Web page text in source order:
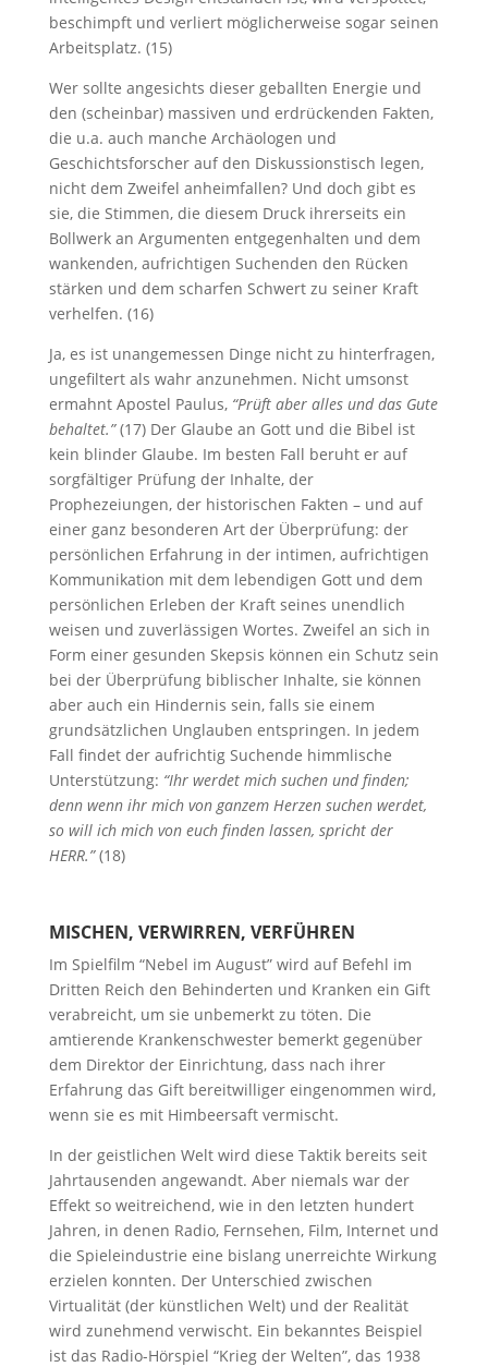
beschimpft und verliert möglicherweise sogar seinen
Arbeitsplatz. (15)
Wer sollte angesichts dieser geballten Energie und
den (scheinbar) massiven und erdrückenden Fakten,
die u.a. auch manche Archäologen und
Geschichtsforscher auf den Diskussionstisch legen,
nicht dem Zweifel anheimfallen? Und doch gibt es
sie, die Stimmen, die diesem Druck ihrerseits ein
Bollwerk an Argumenten entgegenhalten und dem
wankenden, aufrichtigen Suchenden den Rücken
stärken und dem scharfen Schwert zu seiner Kraft
verhelfen. (16)
Ja, es ist unangemessen Dinge nicht zu hinterfragen,
ungefiltert als wahr anzunehmen. Nicht umsonst
ermahnt Apostel Paulus, “Prüft aber alles und das Gute
behaltet.”(17) Der Glaube an Gott und die Bibel ist
kein blinder Glaube. Im besten Fall beruht er auf
sorgfältiger Prüfung der Inhalte, der
Prophezeiungen, der historischen Fakten – und auf
einer ganz besonderen Art der Überprüfung: der
persönlichen Erfahrung in der intimen, aufrichtigen
Kommunikation mit dem lebendigen Gott und dem
persönlichen Erleben der Kraft seines unendlich
weisen und zuverlässigen Wortes. Zweifel an sich in
Form einer gesunden Skepsis können ein Schutz sein
bei der Überprüfung biblischer Inhalte, sie können
aber auch ein Hindernis sein, falls sie einem
grundsätzlichen Unglauben entspringen. In jedem
Fall findet der aufrichtig Suchende himmlische
Unterstützung: “Ihr werdet mich suchen und finden;
denn wenn ihr mich von ganzem Herzen suchen werdet,
so will ich mich von euch finden lassen, spricht der
HERR.”(18)
MISCHEN, VERWIRREN, VERFÜHREN
Im Spielfilm “Nebel im August” wird auf Befehl im
Dritten Reich den Behinderten und Kranken ein Gift
verabreicht, um sie unbemerkt zu töten. Die
amtierende Krankenschwester bemerkt gegenüber
dem Direktor der Einrichtung, dass nach ihrer
Erfahrung das Gift bereitwilliger eingenommen wird,
wenn sie es mit Himbeersaft vermischt.
In der geistlichen Welt wird diese Taktik bereits seit
Jahrtausenden angewandt. Aber niemals war der
Effekt so weitreichend, wie in den letzten hundert
Jahren, in denen Radio, Fernsehen, Film, Internet und
die Spieleindustrie eine bislang unerreichte Wirkung
erzielen konnten. Der Unterschied zwischen
Virtualität (der künstlichen Welt) und der Realität
wird zunehmend verwischt. Ein bekanntes Beispiel
ist das Radio-Hörspiel “Krieg der Welten”, das 1938